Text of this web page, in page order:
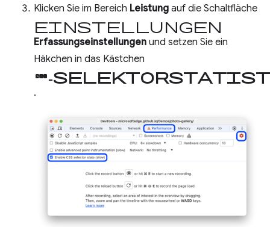
Klicken Sie im Bereich Leistung auf die Schaltfläche
Einstellungen
Erfassungseinstellungen und setzen Sie ein
Häkchen in das Kästchen
CSS-
.